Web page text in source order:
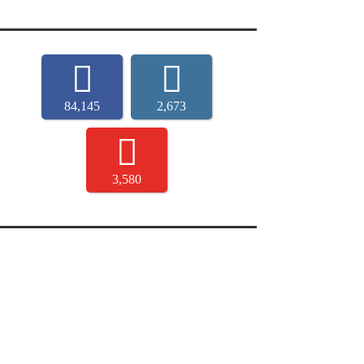
84,145 2,673
3,580